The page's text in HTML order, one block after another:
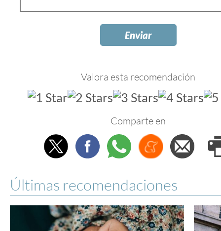
Valora esta recomendación
Comparte en
TwitterFacebookWhatsappMenéame
Últimas recomendaciones